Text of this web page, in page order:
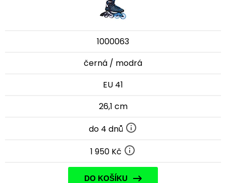
1000063
černá / modrá
EU 41
26,1 cm
do 4 dnů
1 950 Kč
DO KOŠÍKU